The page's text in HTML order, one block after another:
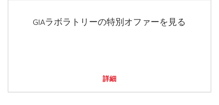
GIAラボラトリーの特別オファーを見る
詳細